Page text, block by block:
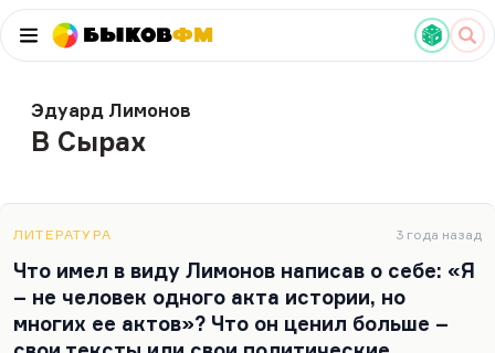
БыковФМ
Эдуард Лимонов
В Сырах
ЛИТЕРАТУРА 3 года назад
Что имел в виду Лимонов написав о себе: «Я
– не человек одного акта истории, но
многих ее актов»? Что он ценил больше –